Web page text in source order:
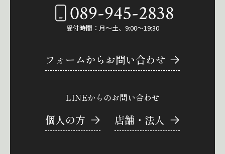
089-945-2838
受付時間：月～土、9:00～19:30
フォームからお問い合わせ
LINEからのお問い合わせ
個人の方 店舗・法人